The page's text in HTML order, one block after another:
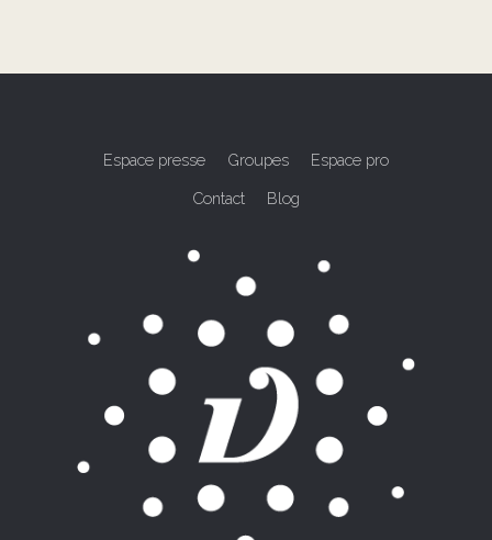
Espace presse Groupes Espace pro
Contact Blog